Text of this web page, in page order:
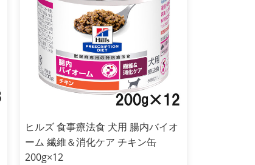
ヒルズ 食事療法食 犬用 腸内バイオ
ーム 繊維＆消化ケア チキン缶
200g×12